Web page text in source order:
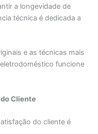
a longevidade de
técnica é dedicada a
e as técnicas mais
funcione
Cliente
do cliente é